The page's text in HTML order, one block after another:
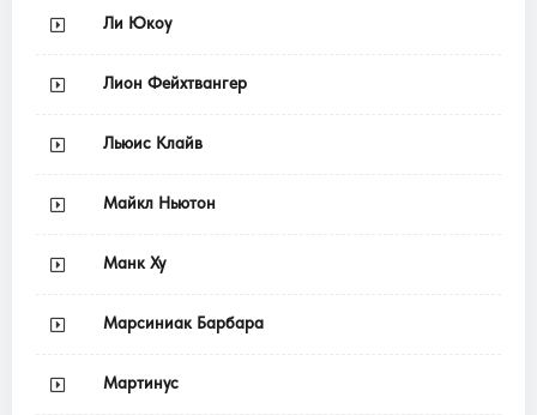
Ли Юкоу
Лион Фейхтвангер
Льюис Клайв
Майкл Ньютон
Манк Ху
Марсиниак Барбара
Мартинус